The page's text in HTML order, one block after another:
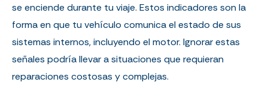
se enciende durante tu viaje. Estos indicadores son la
forma en que tu vehículo comunica el estado de sus
sistemas internos, incluyendo el motor. Ignorar estas
señales podría llevar a situaciones que requieran
reparaciones costosas y complejas.